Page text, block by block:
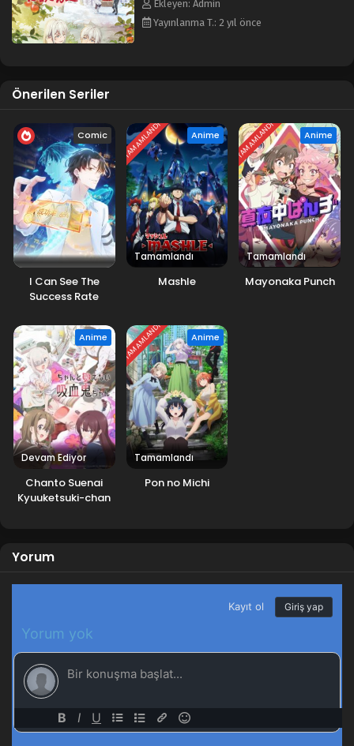
Ekleyen: Admin
Yayınlanma T.: 2 yıl önce
Önerilen Seriler
Comic
I Can See The
Success Rate
TAMAMLANDI Anime
Tamamlandı
Mashle
TAMAMLANDI Anime
Tamamlandı
Mayonaka Punch
Anime
Devam Ediyor
Chanto Suenai
Kyuuketsuki-chan
TAMAMLANDI Anime
Tamamlandı
Pon no Michi
Yorum